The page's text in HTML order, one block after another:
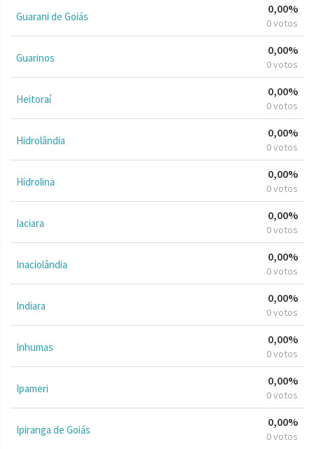
Guarani de Goiás
0,00%
0 votos
Guarinos
0,00%
0 votos
Heitoraí
0,00%
0 votos
Hidrolândia
0,00%
0 votos
Hidrolina
0,00%
0 votos
Iaciara
0,00%
0 votos
Inaciolândia
0,00%
0 votos
Indiara
0,00%
0 votos
Inhumas
0,00%
0 votos
Ipameri
0,00%
0 votos
Ipiranga de Goiás
0,00%
0 votos